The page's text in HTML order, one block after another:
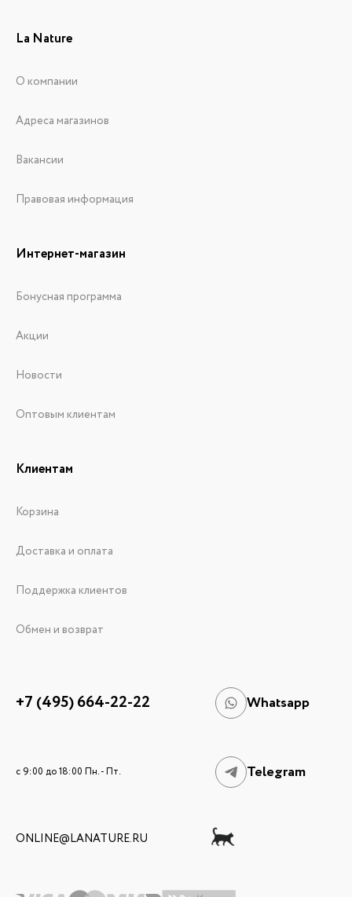
La Nature
О компании
Адреса магазинов
Вакансии
Правовая информация
Интернет-магазин
Бонусная программа
Акции
Новости
Оптовым клиентам
Клиентам
Корзина
Доставка и оплата
Поддержка клиентов
Обмен и возврат
+7 (495) 664-22-22 Whatsapp
c 9:00 до 18:00 Пн. - Пт. Telegram
ONLINE@LANATURE.RU